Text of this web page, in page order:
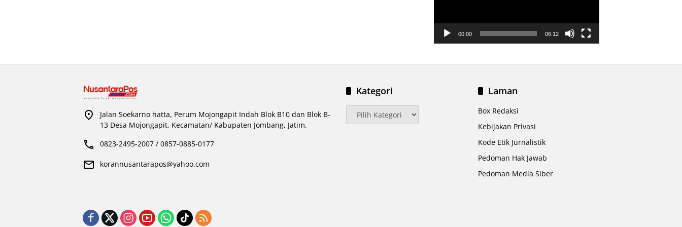
00:00 06:12
Jalan Soekarno hatta, Perum Mojongapit Indah Blok B10 dan Blok B-
13 Desa Mojongapit, Kecamatan/ Kabupaten Jombang, Jatim.
0823-2495-2007 / 0857-0885-0177
korannusantarapos@yahoo.com
Kategori
Kategori
Laman
Box Redaksi
Kebijakan Privasi
Kode Etik Jurnalistik
Pedoman Hak Jawab
Pedoman Media Siber